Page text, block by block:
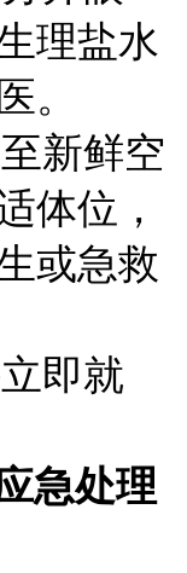
理盐水
。
新鲜空
体位，
或急救
即就
急处理